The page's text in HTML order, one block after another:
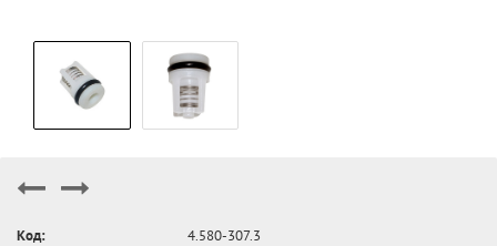
Код:
4.580-307.3